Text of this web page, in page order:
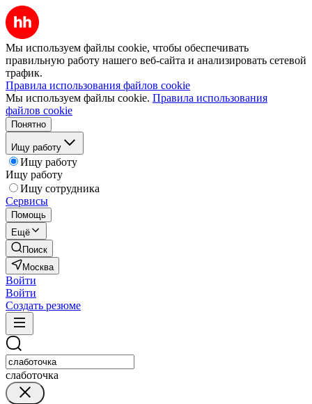
Мы используем файлы cookie, чтобы обеспечивать
правильную работу нашего веб-сайта и анализировать сетевой
трафик.
Правила использования файлов cookie
Мы используем файлы cookie. Правила использования
файлов cookie
Понятно
Ищу работу
Ищу работу
Ищу работу
Ищу сотрудника
Сервисы
Помощь
Ещё
Поиск
Москва
Войти
Войти
Создать резюме
слаботочка